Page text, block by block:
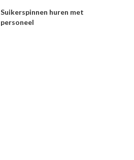
Suikerspinnen huren met
personeel